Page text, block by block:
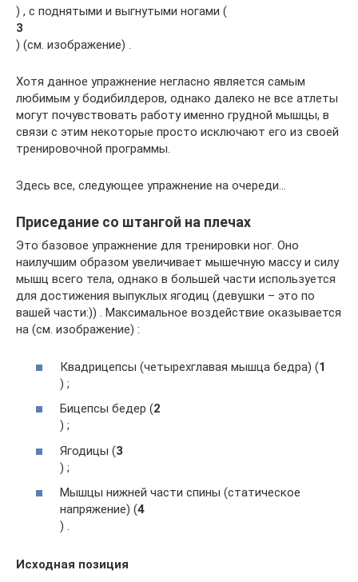
) , с поднятыми и выгнутыми ногами (
3
) (см. изображение) .
Хотя данное упражнение негласно является самым
любимым у бодибилдеров, однако далеко не все атлеты
могут почувствовать работу именно грудной мышцы, в
связи с этим некоторые просто исключают его из своей
тренировочной программы.
Здесь все, следующее упражнение на очереди…
Приседание со штангой на плечах
Это базовое упражнение для тренировки ног. Оно
наилучшим образом увеличивает мышечную массу и силу
мышц всего тела, однако в большей части используется
для достижения выпуклых ягодиц (девушки – это по
вашей части:)) . Максимальное воздействие оказывается
на (см. изображение) :
Квадрицепсы (четырехглавая мышца бедра) (1
) ;
Бицепсы бедер (2
) ;
Ягодицы (3
) ;
Мышцы нижней части спины (статическое
напряжение) (4
) .
Исходная позиция